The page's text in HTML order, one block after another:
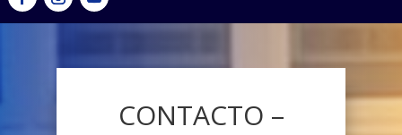
CONTACTO –